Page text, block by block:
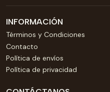
INFORMACIÓN
Términos y Condiciones
Contacto
Política de envíos
Política de privacidad